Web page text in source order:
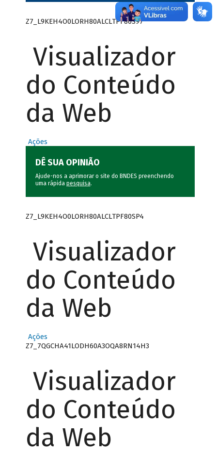
Z7_L9KEH4O0LORH80ALCLTPF80S97
Visualizador
do Conteúdo
da Web
Ações
DÊ SUA OPINIÃO
Ajude-nos a aprimorar o site do BNDES preenchendo
uma rápida pesquisa.
Z7_L9KEH4O0LORH80ALCLTPF80SP4
Visualizador
do Conteúdo
da Web
Ações
Z7_7QGCHA41LODH60A3OQA8RN14H3
Visualizador
do Conteúdo
da Web